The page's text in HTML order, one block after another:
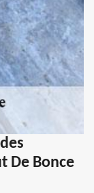
De Bonce